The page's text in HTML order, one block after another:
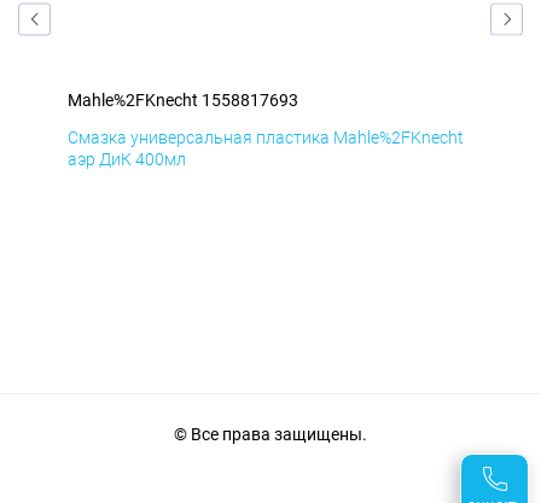
Mahle%2FKnecht 1558817693
Смазка универсальная пластика Mahle%2FKnecht
аэр ДиК 400мл
© Все права защищены.